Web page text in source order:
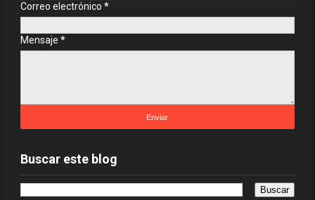
Correo electrónico *
Mensaje *
Buscar este blog